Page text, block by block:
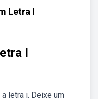
Letra I
I
letra i. Deixe um